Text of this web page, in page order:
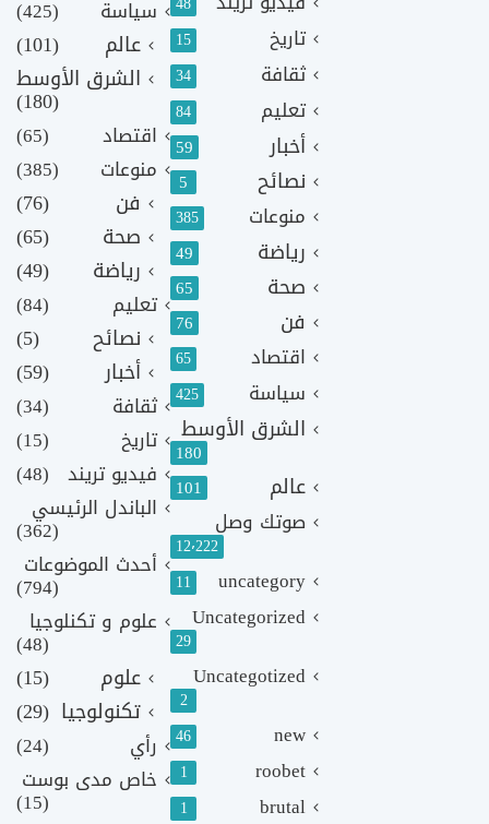
تاريخ 15
ثقافة 34
تعليم 84
أخبار 59
نصائح 5
منوعات 385
رياضة 49
صحة 65
فن 76
اقتصاد 65
سياسة 425
الشرق الأوسط
180
عالم 101
صوتك وصل
12٬222
uncategory
11
Uncategorized
29
Uncategotized
2
new
46
roobet
1
brutal
1
سياسة
(425)
عالم
(101)
الشرق الأوسط
(180)
اقتصاد
(65)
منوعات
(385)
فن
(76)
صحة
(65)
رياضة
(49)
تعليم (84)
نصائح
(5)
أخبار
(59)
ثقافة
(34)
تاريخ
(15)
فيديو تريند (48)
الباندل الرئيسي
(362)
أحدث الموضوعات
(794)
علوم و تكنلوجيا
(48)
علوم
(15)
تكنولوجيا (29)
رأي
(24)
خاص مدى بوست
(15)